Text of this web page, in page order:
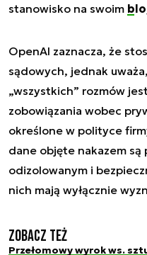
stanowisko na swoim
OpenAI zaznacza, że
sądowych, jednak
„wszystkich” rozmów
zobowiązania wobec
określone w polityce
dane objęte nakazem
odizolowanym i
nich mają wyłącznie
Zobacz też
Przełomowy wyrok ws.